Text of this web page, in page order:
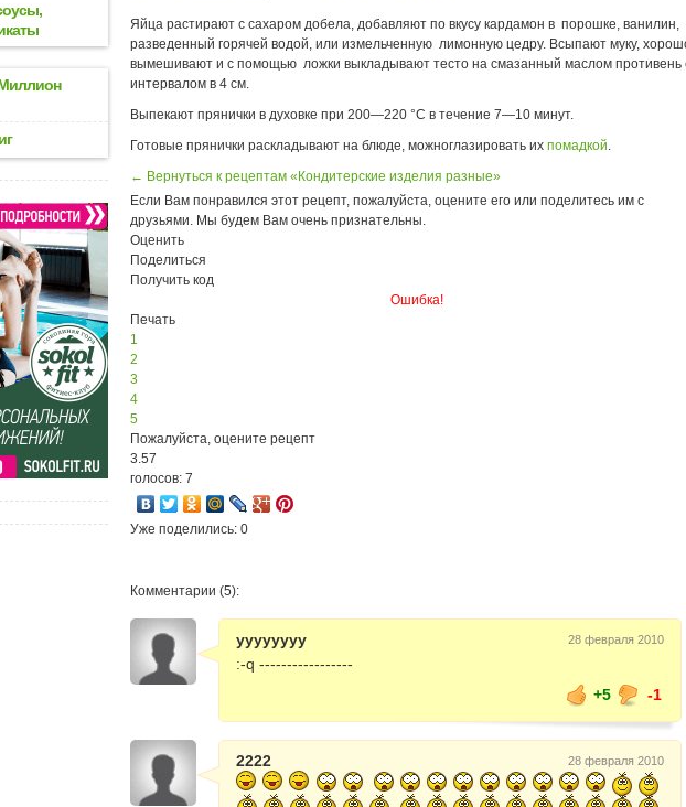
Яйца растирают с сахаром добела, добавляют по вкусу кардамон в порошке, ванилин,
разведенный горячей водой, или измельченную лимонную цедру. Всыпают муку,
вымешивают и с помощью ложки выкладывают тесто на смазанный маслом противень
интервалом в 4 см.
Выпекают прянички в духовке при 200—220 °С в течение 7—10 минут.
Готовые прянички раскладывают на блюде, можноглазировать их помадкой.
← Вернуться к рецептам «Кондитерские изделия разные»
Если Вам понравился этот рецепт, пожалуйста, оцените его или поделитесь им с
друзьями. Мы будем Вам очень признательны.
Оценить
Поделиться
Получить код
Ошибка!
Печать
1
2
3
4
5
Пожалуйста, оцените рецепт
3.57
голосов: 7
Уже поделились: 0
Комментарии (5):
yyyyyyyy 28 февраля 2010
:-q -----------------
+5
-1
2222 28 февраля 2010